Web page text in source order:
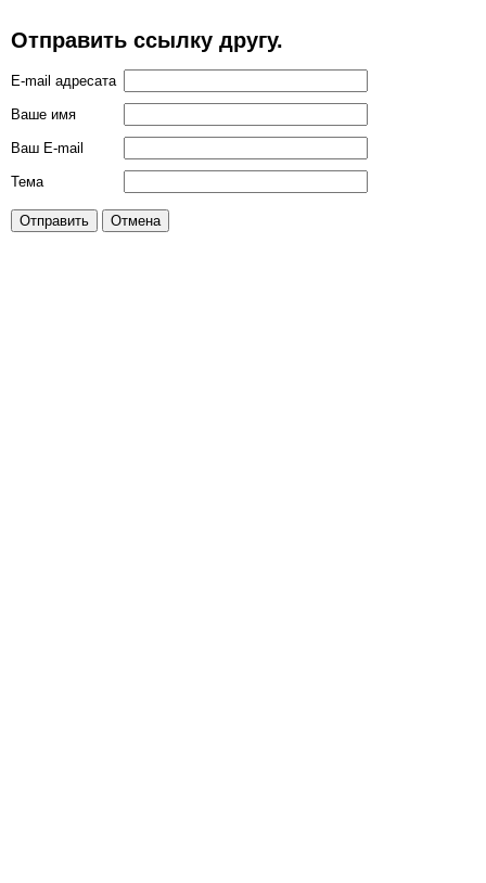
Отправить ссылку другу.
E-mail адресата
Ваше имя
Ваш E-mail
Тема
Отправить Отмена